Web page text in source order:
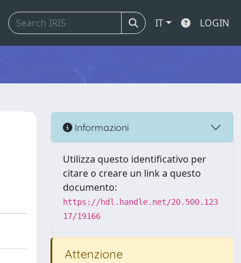
IT LOGIN
Informazioni
Utilizza questo identificativo per
citare o creare un link a questo
documento:
https://hdl.handle.net/20.500.123
17/19166
Attenzione